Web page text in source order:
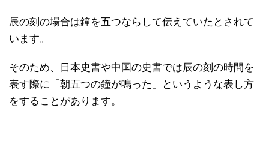
辰の刻の場合は鐘を五つならして伝えていたとされて
います。
そのため、日本史書や中国の史書では辰の刻の時間を
表す際に「朝五つの鐘が鳴った」というような表し方
をすることがあります。